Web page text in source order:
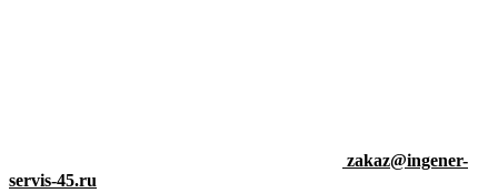
zakaz@ingener-
servis-45.ru